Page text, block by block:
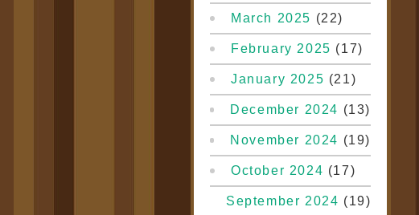
March 2025 (22)
February 2025 (17)
January 2025 (21)
December 2024 (13)
November 2024 (19)
October 2024 (17)
September 2024 (19)